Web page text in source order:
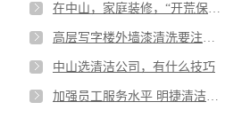
在中山，家庭装修，“开荒保洁”啥时候做？
高层写字楼外墙漆清洗要注意哪些问题
中山选清洁公司，有什么技巧
加强员工服务水平 明捷清洁对保洁主管进行培训